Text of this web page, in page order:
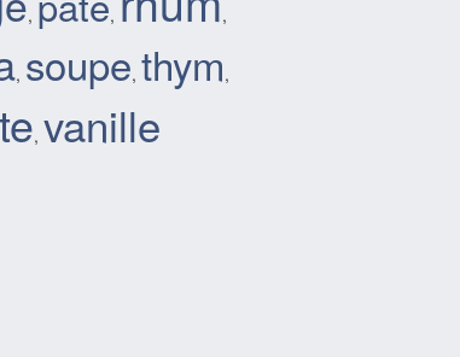
, , ,
, soupe, thym,
, vanille